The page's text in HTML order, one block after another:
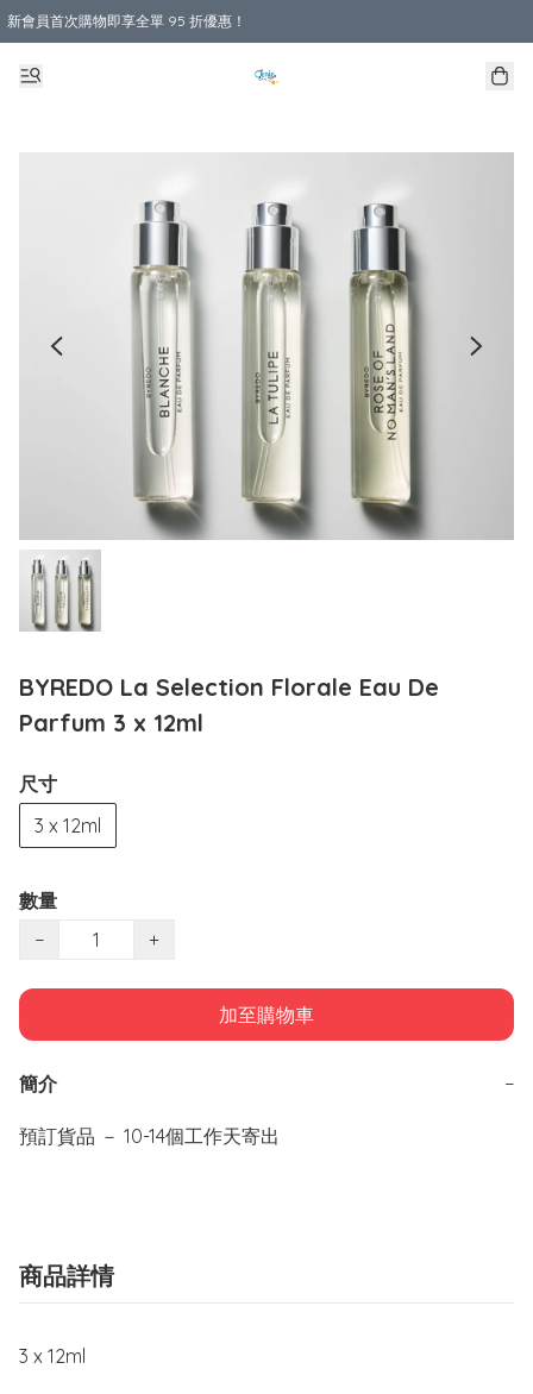
新會員首次購物即享全單 95 折優惠！
購物滿 HKD 800.00即享免運費優惠！（適用於 本地送貨、本地取貨 )
BYREDO La Selection Florale Eau De
Parfum 3 x 12ml
尺寸
3 x 12ml
數量
−
+
加至購物車
簡介 −
預訂貨品 － 10-14個工作天寄出
商品詳情
3 x 12ml